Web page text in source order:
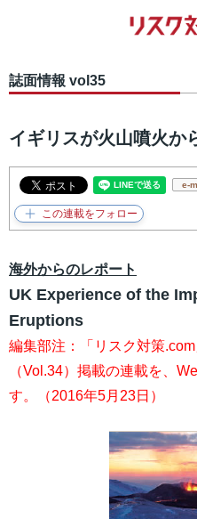
誌面情報 vol35
イギリスが火山噴火か
e-
海外からのレポート
UK Experience of the
Eruptions
編集部注：「リスク対策
（Vol.34）掲載の連載を、
す。（2016年5月23日）